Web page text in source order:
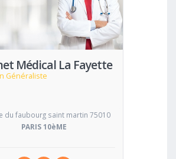
Médical La Fayette
Généraliste
Voir
du faubourg saint martin 75010
PARIS 10èME